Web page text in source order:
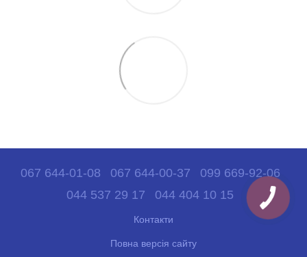
067 644-01-08 067 644-00-37
099 669-92-06
044 537 29 17
044 404 10 15
Контакти
Повна версія сайту